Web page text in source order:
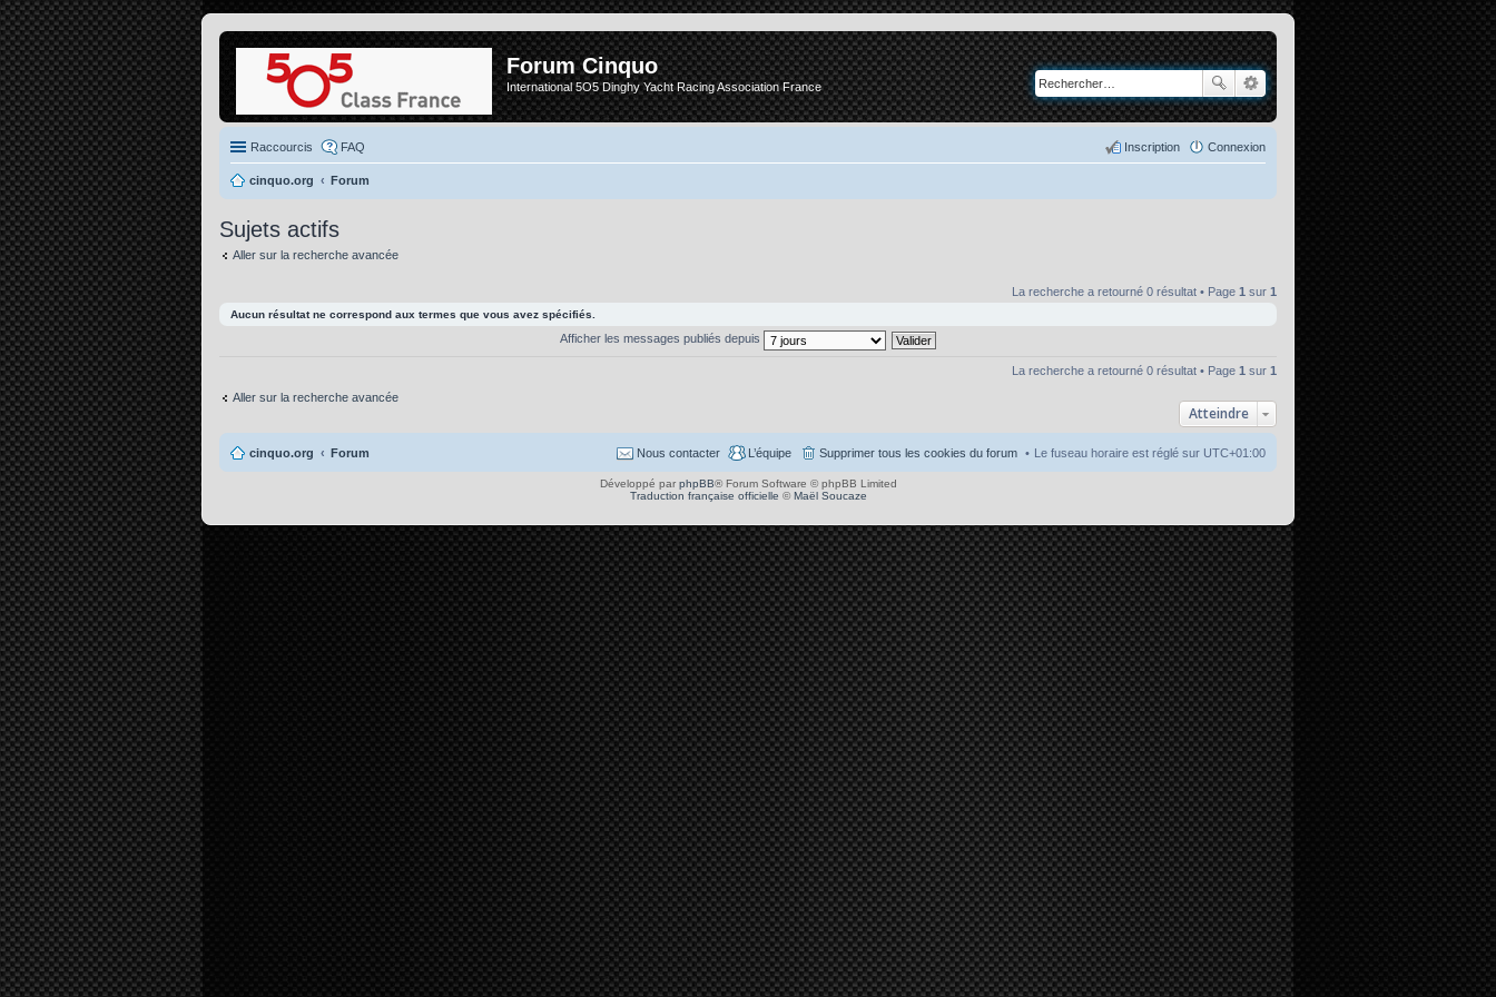
Forum Cinquo
International 5O5 Dinghy Yacht Racing Association France
Raccourcis FAQ Connexion
Inscription
cinquo.org Forum
Sujets actifs
Aller sur la recherche avancée
La recherche a retourné 0 résultat • Page 1 sur 1
Aucun résultat ne correspond aux termes que vous avez spécifiés.
Afficher les messages publiés depuis
La recherche a retourné 0 résultat • Page 1 sur 1
Aller sur la recherche avancée
Atteindre
cinquo.org Forum Le fuseau horaire est réglé sur UTC+01:00
Supprimer tous les cookies du forum
L’équipe
Nous contacter
Développé par phpBB® Forum Software © phpBB Limited
Traduction française officielle ©Maël Soucaze